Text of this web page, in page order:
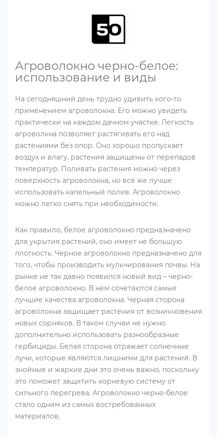
Агроволокно черно-белое:
использование и виды
На сегодняшний день трудно удивить кого-то
применением агроволокна. Его можно увидеть
практически на каждом дачном участке. Легкость
агроволкна позволяет растягивать его над
растениями без опор. Оно хорошо пропускает
воздух и влагу, растения защищены от перепадов
температур. Поливать растения можно через
поверхность агроволокна, но всё же лучше
использовать капельный полив. Агроволокно
можно легко снять при необходимости.
Как правило, белое агроволокно предназначено
для укрытия растений, оно имеет не большую
плотность. Черное агроволокно предназначено для
того, чтобы производить мульчирования почвы. На
рынке не так давно появился новый вид – черно-
белое агроволокно. В нем сочетаются самые
лучшие качества агроволокна. Черная сторона
агроволокна защищает растения от возникновения
новых сорняков. В таком случаи не нужно
дополнительно использовать разнообразные
гербициды. Белая сторона отражает солнечные
лучи, которые являются лишними для растений. В
знойные и жаркие дни это очень важно, поскольку
это поможет защитить корневую систему от
сильного перегрева. Агроволокно черно-белое
стало одним из самых востребованных
материалов.